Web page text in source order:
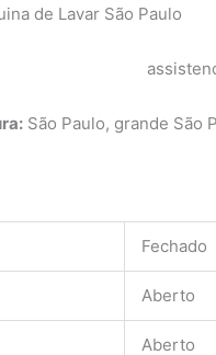
de Lavar São Paulo
São Paulo, grande São
Fechado
Aberto
Aberto